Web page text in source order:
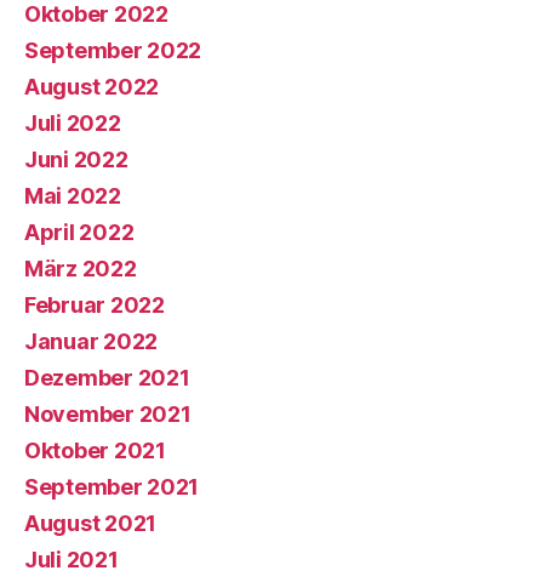
Oktober 2022
September 2022
August 2022
Juli 2022
Juni 2022
Mai 2022
April 2022
März 2022
Februar 2022
Januar 2022
Dezember 2021
November 2021
Oktober 2021
September 2021
August 2021
Juli 2021